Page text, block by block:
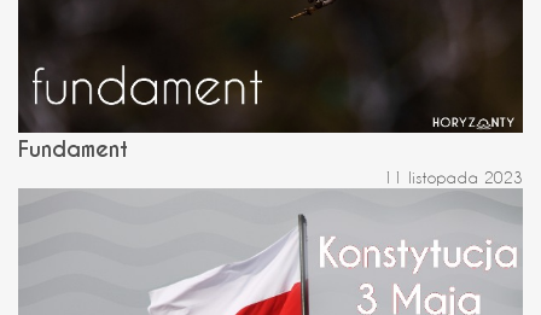
Fundament
11 listopada 2023